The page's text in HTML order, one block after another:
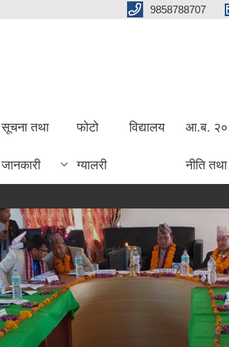
9858788707
सूचना तथा
जानकारी
फोटो
ग्यालरी
विद्यालय आ.ब.
नीति
सेवा